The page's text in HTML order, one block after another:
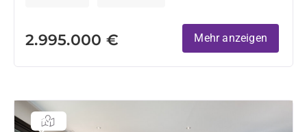
2.995.000 € Mehr anzeigen